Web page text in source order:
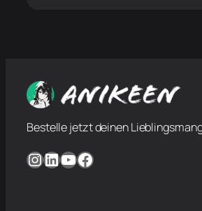
Bestelle jetzt deinen
InstagramLinkedIn YouTube Facebook